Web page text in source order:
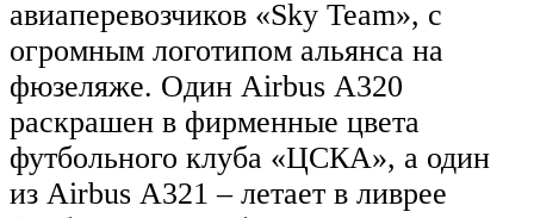
авиаперевозчиков «Sky Team», с
огромным логотипом альянса на
фюзеляже. Один Airbus А320
раскрашен в фирменные цвета
футбольного клуба «ЦСКА», а один
из Airbus А321 – летает в ливрее